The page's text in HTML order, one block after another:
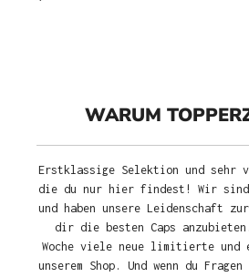
WARUM
Erstklassige Selektion und sehr
die du nur hier findest! Wir sind
und haben unsere Leidenschaft
dir die besten Caps
Woche viele neue limitierte und
unserem Shop. Und wenn du